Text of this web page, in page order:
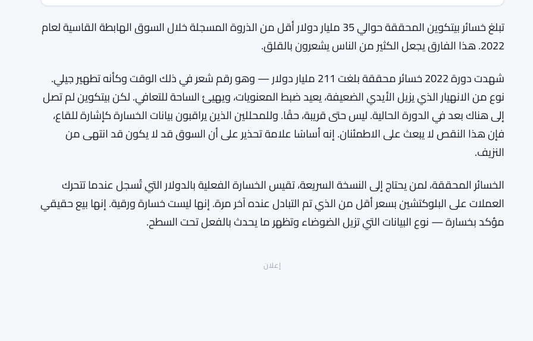
تبلغ خسائر بيتكوين المحققة حوالي 35 مليار دولار أقل من الذروة المسجلة خلال السوق الهابطة القاسية لعام
2022. هذا الفارق يجعل الكثير من الناس يشعرون بالقلق.
شهدت دورة 2022 خسائر محققة بلغت 211 مليار دولار — وهو رقم شعر في ذلك الوقت وكأنه تطهير جيلي.
نوع من الانهيار الذي يزيل الأيدي الضعيفة، يعيد ضبط المعنويات، ويهيئ الساحة للتعافي. لكن بيتكوين لم تصل
إلى هناك بعد في الدورة الحالية. ليس حتى قريبة، حقًا. وللمحللين الذين يراقبون بيانات الخسارة كإشارة للقاع،
فإن هذا النقص لا يبعث على الاطمئنان. إنه أساسًا علامة تحذير على أن السوق قد لا يكون قد انتهى من
النزيف.
الخسائر المحققة، لمن يحتاج إلى النسخة السريعة، تقيس الخسارة الفعلية بالدولار التي تُسجل عندما تتحرك
العملات على البلوكتشين بسعر أقل من الذي تم التبادل عنده آخر مرة. إنها ليست خسارة ورقية. إنها بيع حقيقي
مؤكد بخسارة — نوع البيانات التي تزيل الضوضاء وتظهر ما يحدث بالفعل تحت السطح.
إعلان